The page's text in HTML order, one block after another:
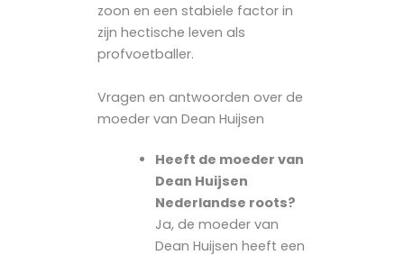
zoon en een stabiele factor in
zijn hectische leven als
profvoetballer.
Vragen en antwoorden over de
moeder van Dean Huijsen
Heeft de moeder van
Dean Huijsen
Nederlandse roots?
Ja, de moeder van
Dean Huijsen heeft een